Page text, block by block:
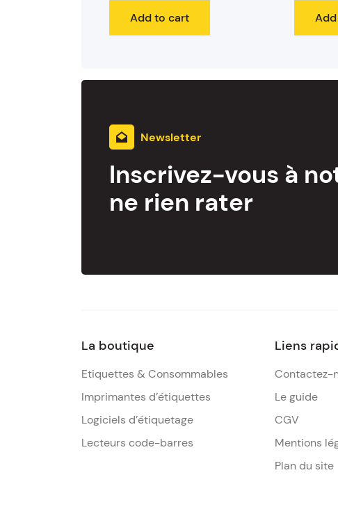
Add to cart
Newsletter
Inscrivez-vous à
ne rien rater
La boutique
Etiquettes & Consommables
Imprimantes d’étiquettes
Logiciels d’étiquetage
Lecteurs code-barres
Liens
Contactez-
Le guide
CGV
Mentions
Plan du site